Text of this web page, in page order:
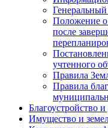
Положение
после
учтенного
Правила
Правила
Благоустройство
Имущество и